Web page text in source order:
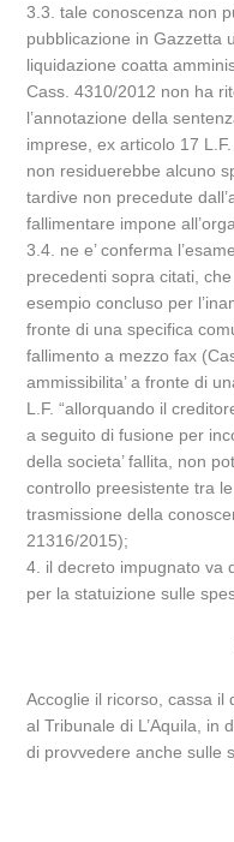
3.3. tale conoscenza non
pubblicazione in Gazzetta
liquidazione coatta
Cass. 4310/2012 non ha
l’annotazione della
imprese, ex articolo 17
non residuerebbe alcuno
tardive non precedute
fallimentare impone
3.4. ne e’ conferma
precedenti sopra citati,
esempio concluso per
fronte di una specifica
fallimento a mezzo fax
ammissibilita’ a fronte di
L.F. “allorquando il
a seguito di fusione per
della societa’ fallita, non
controllo preesistente tra
trasmissione della
21316/2015);
4. il decreto impugnato va
per la statuizione sulle
Accoglie il ricorso, cassa il
al Tribunale di L’Aquila, in
di provvedere anche sulle